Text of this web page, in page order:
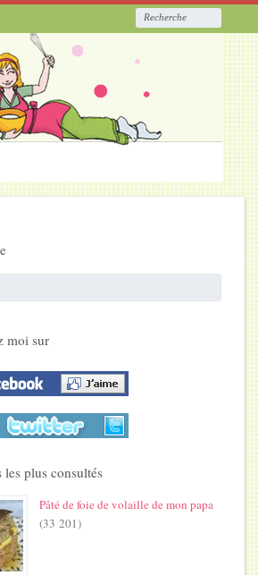
moi sur
les plus consultés
Pâté de foie de volaille de mon papa
(33 201)